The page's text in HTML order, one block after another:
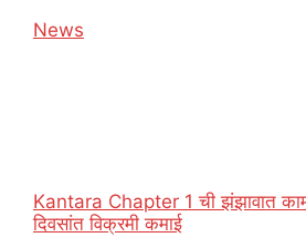
In relation to
News
Kantara Chapter 1 ची झंझावात
दिवसांत विक्रमी कमाई